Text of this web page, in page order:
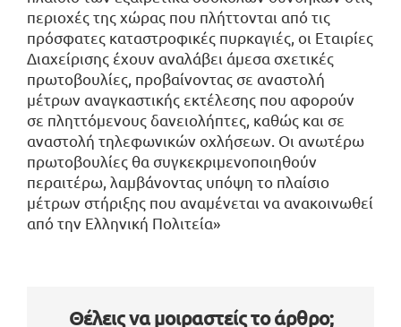
περιοχές της χώρας που πλήττονται από τις
πρόσφατες καταστροφικές πυρκαγιές, οι Εταιρίες
Διαχείρισης έχουν αναλάβει άμεσα σχετικές
πρωτοβουλίες, προβαίνοντας σε αναστολή
μέτρων αναγκαστικής εκτέλεσης που αφορούν
σε πληττόμενους δανειολήπτες, καθώς και σε
αναστολή τηλεφωνικών οχλήσεων. Οι ανωτέρω
πρωτοβουλίες θα συγκεκριμενοποιηθούν
περαιτέρω, λαμβάνοντας υπόψη το πλαίσιο
μέτρων στήριξης που αναμένεται να ανακοινωθεί
από την Ελληνική Πολιτεία»
Θέλεις να μοιραστείς το άρθρο;